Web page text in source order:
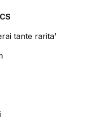
tante rarita’